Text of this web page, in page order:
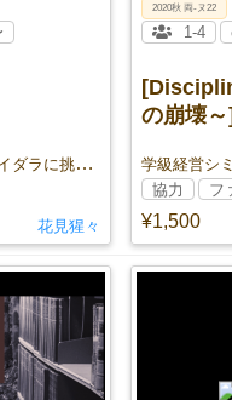
小さきコビットを導いて、巨影ダイダラに挑め――！
花見猩々
の崩壊～]
¥1,500
2020秋 両-ヌ22
1-4
協力 フ